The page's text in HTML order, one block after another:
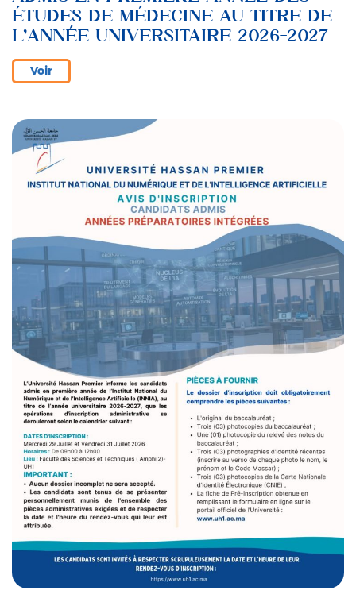
ÉTUDES DE MÉDECINE AU TITRE DE
L’ANNÉE UNIVERSITAIRE 2026-2027
Voir